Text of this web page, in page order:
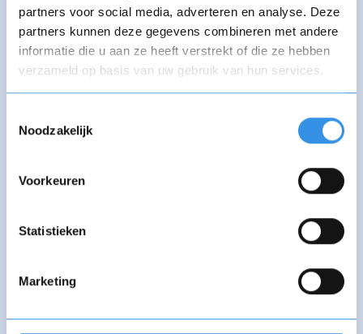
partners voor social media, adverteren en analyse. Deze
partners kunnen deze gegevens combineren met andere
informatie die u aan ze heeft verstrekt of die ze hebben
verzameld op basis van uw gebruik van hun services.
Noodzakelijk
Voorkeuren
Statistieken
Marketing
Huizenvinder Huur Media
Huurportaal
Huurprofielen Huurstunt